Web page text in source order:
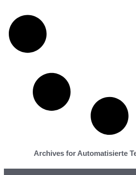
Archives for Automatisierte